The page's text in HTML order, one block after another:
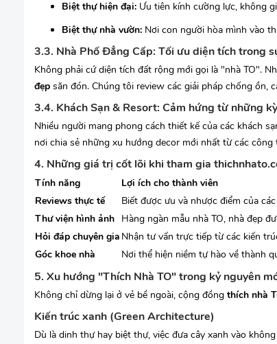
Biệt thự hiện đại: Ưu tiên kính cường lực, không
Biệt thự nhà vườn: Nơi con người hòa mình vào
3.3. Nhà Phố Đẳng Cấp: Tối ưu diện tích trong
Không phải cứ diện tích đất rộng mới gọi là "nhà TO".
đẹp săn đón. Chúng tôi review các giải pháp chống ồn,
3.4. Khách Sạn & Resort: Cảm hứng từ những
Nhiều người mang phong cách thiết kế của các khách
nơi chia sẻ những xu hướng decor mới nhất từ các
4. Những giá trị cốt lõi khi tham gia
Tính năng
Lợi ích cho thành viên
Reviews thực tế
Biết được ưu và nhược điểm của
Thư viện hình ảnh Hàng ngàn mẫu nhà TO, nhà đẹp
Hỏi đáp chuyên gia Nhận tư vấn trực tiếp từ các kiến
Góc khoe nhà
Nơi thể hiện niềm tự hào về thành
5. Xu hướng "Thích Nhà TO" trong kỷ nguyên
Không chỉ dừng lại ở vẻ bề ngoài, cộng đồng thích nhà
Kiến trúc xanh (Green Architecture)
Dù là dinh thự hay biệt thự, việc đưa cây xanh vào